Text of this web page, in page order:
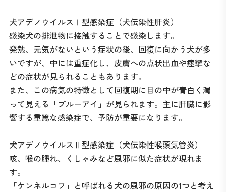
犬アデノウイルスⅠ型感染症（犬伝染性肝炎）
感染犬の排泄物に接触することで感染します。
発熱、元気がないという症状の後、回復に向かう犬が多
いですが、中には重症化し、皮膚への点状出血や痙攣な
どの症状が見られることもあります。
また、この病気の特徴として回復期に目の中が青白く濁
って見える「ブルーアイ」が見られます。主に肝臓に影
響する重篤な感染症で、予防が重要になります。
犬アデノウイルスⅡ型感染症（犬伝染性喉頭気管炎）
咳、喉の腫れ、くしゃみなど風邪に似た症状が現れま
す。
「ケンネルコフ」と呼ばれる犬の風邪の原因の1つと考え